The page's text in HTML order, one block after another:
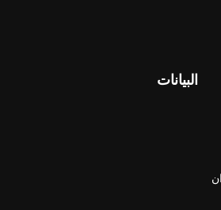
البيانات